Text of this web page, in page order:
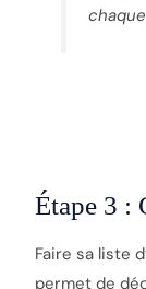
Étape 3 :
Faire sa liste
permet de